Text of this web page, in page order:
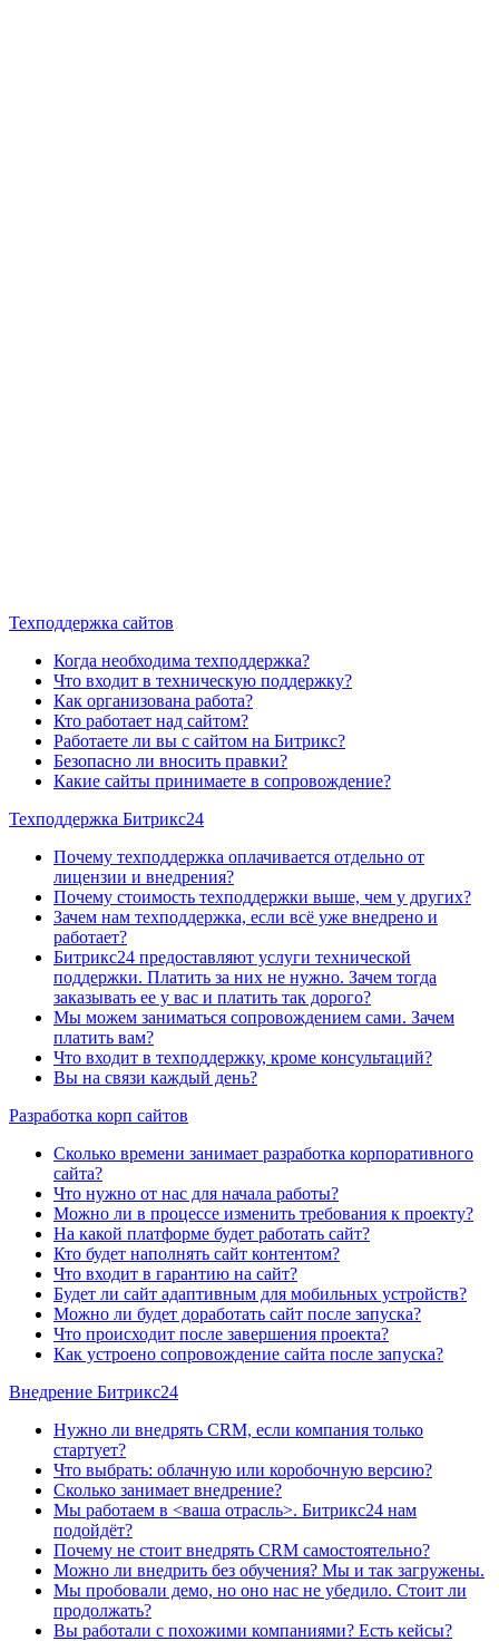
Техподдержка сайтов
Когда необходима техподдержка?
Что входит в техническую поддержку?
Как организована работа?
Кто работает над сайтом?
Работаете ли вы с сайтом на Битрикс?
Безопасно ли вносить правки?
Какие сайты принимаете в сопровождение?
Техподдержка Битрикс24
Почему техподдержка оплачивается отдельно от
лицензии и внедрения?
Почему стоимость техподдержки выше, чем у других?
Зачем нам техподдержка, если всё уже внедрено и
работает?
Битрикс24 предоставляют услуги технической
поддержки. Платить за них не нужно. Зачем тогда
заказывать ее у вас и платить так дорого?
Мы можем заниматься сопровождением сами. Зачем
платить вам?
Что входит в техподдержку, кроме консультаций?
Вы на связи каждый день?
Разработка корп сайтов
Сколько времени занимает разработка корпоративного
сайта?
Что нужно от нас для начала работы?
Можно ли в процессе изменить требования к проекту?
На какой платформе будет работать сайт?
Кто будет наполнять сайт контентом?
Что входит в гарантию на сайт?
Будет ли сайт адаптивным для мобильных устройств?
Можно ли будет доработать сайт после запуска?
Что происходит после завершения проекта?
Как устроено сопровождение сайта после запуска?
Внедрение Битрикс24
Нужно ли внедрять CRM, если компания только
стартует?
Что выбрать: облачную или коробочную версию?
Сколько занимает внедрение?
Мы работаем в <ваша отрасль>. Битрикс24 нам
подойдёт?
Почему не стоит внедрять CRM самостоятельно?
Можно ли внедрить без обучения? Мы и так загружены.
Мы пробовали демо, но оно нас не убедило. Стоит ли
продолжать?
Вы работали с похожими компаниями? Есть кейсы?